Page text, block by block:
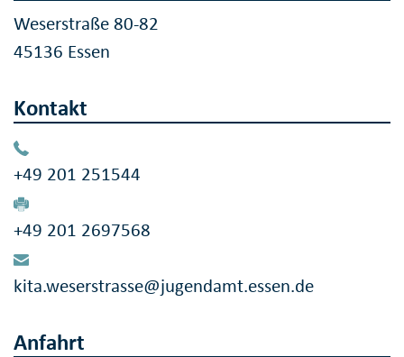
Weserstraße 80-82
45136 Essen
Kontakt
+49 201 251544
+49 201 2697568
kita.weserstrasse@jugendamt.essen.de
Anfahrt